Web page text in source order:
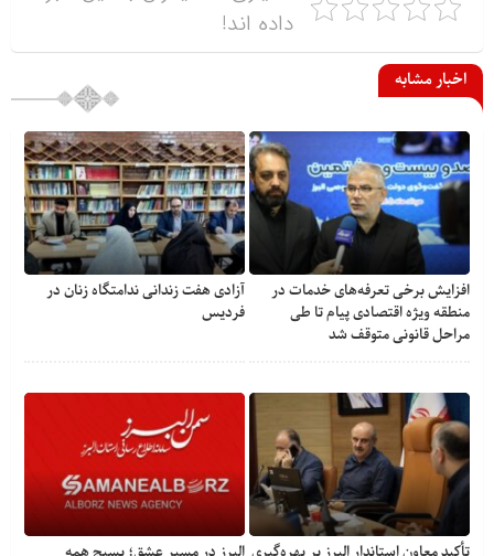
داده اند!
اخبار مشابه
افزایش برخی تعرفه‌های خدمات در
منطقه ویژه اقتصادی پیام تا طی
مراحل قانونی متوقف شد
آزادی هفت زندانی ندامتگاه زنان در
فردیس